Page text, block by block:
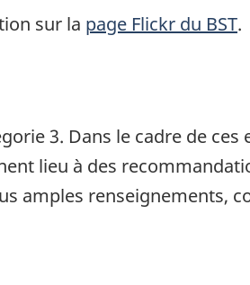
sur la page Flickr du BST.
3. Dans le cadre de
lieu à des
amples renseignements,